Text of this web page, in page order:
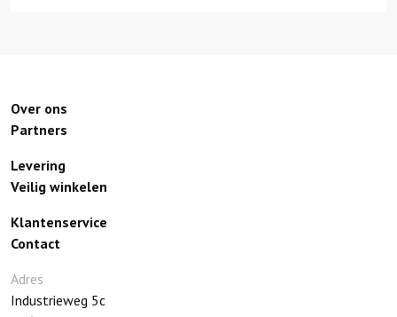
Adres
Industrieweg 5c
Over ons
Partners
Levering
Veilig winkelen
Klantenservice
Contact